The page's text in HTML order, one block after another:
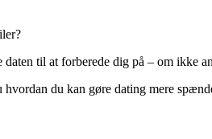
til at forberede dig på – om ikke
hvordan du kan gøre dating mere